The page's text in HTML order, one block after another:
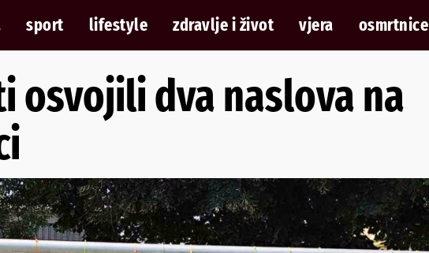
sport lifestyle zdravlje i život vjera osmrtnice
osvojili dva naslova na